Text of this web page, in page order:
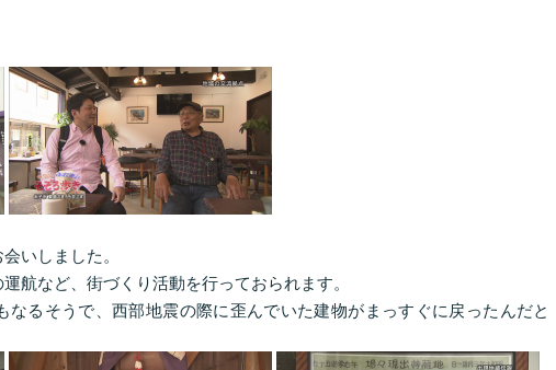
いしました。
航など、街づくり活動を行っておられます。
なるそうで、西部地震の際に歪んでいた建物がまっすぐに戻ったんだと